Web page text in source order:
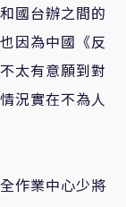
國台辦之間的
因為中國《反
太有意願到對
況實在不為人
作業中心少將